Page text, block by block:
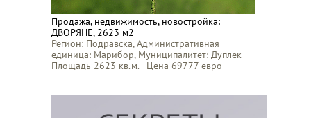
Продажа, недвижимость, новостройка:
ДВОРЯНЕ, 2623 м2
Регион: Подравска, Административная
единица: Марибор, Муниципалитет: Дуплек -
Площадь 2623 кв.м. - Цена 69777 евро